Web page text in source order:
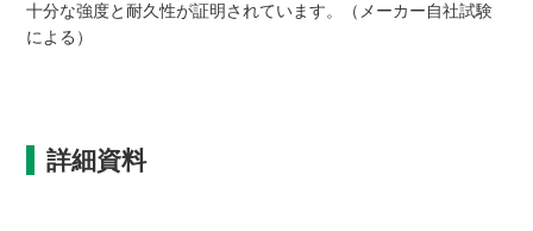
十分な強度と耐久性が証明されています。（メーカー自社試験
による）
詳細資料